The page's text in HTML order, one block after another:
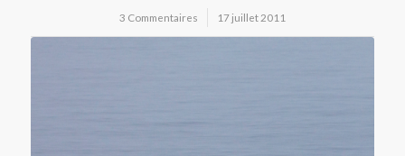
3 Commentaires
/ 17 juillet 2011